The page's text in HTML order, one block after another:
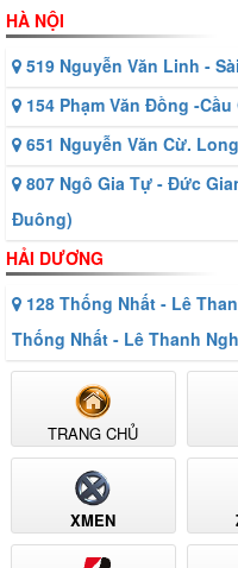
HÀ NỘI
519 Nguyễn Văn Linh -
154 Phạm Văn Đồng -Cầu
651 Nguyễn Văn Cừ.
807 Ngô Gia Tự - Đức
Đuông)
HẢI DƯƠNG
128 Thống Nhất - Lê
Thống Nhất - Lê Thanh
TRANG CHỦ
XMEN